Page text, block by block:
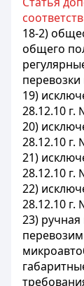
18-2)
общего
19)
28.12.10 г.
20)
28.12.10 г.
21)
28.12.10 г.
22)
28.12.10 г.
23)